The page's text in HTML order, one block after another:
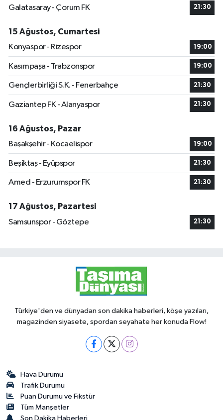
Galatasaray - Çorum FK
21:30
15 Ağustos, Cumartesi
Konyaspor - Rizespor
19:00
Kasımpaşa - Trabzonspor 19:00
Gençlerbirliği S.K. - Fenerbahçe 21:30
Gaziantep FK - Alanyaspor 21:30
16 Ağustos, Pazar
Başakşehir - Kocaelispor
19:00
Beşiktaş - Eyüpspor 21:30
Amed - Erzurumspor FK 21:30
17 Ağustos, Pazartesi
Samsunspor - Göztepe
21:30
Türkiye'den ve dünyadan son dakika haberleri, köşe yazıları,
magazinden siyasete, spordan seyahate her konuda Flow!
Hava Durumu
Trafik Durumu
Puan Durumu ve Fikstür
Tüm Manşetler
Son Dakika Haberleri